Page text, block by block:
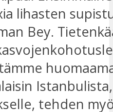
lihasten
Bey.
tehden